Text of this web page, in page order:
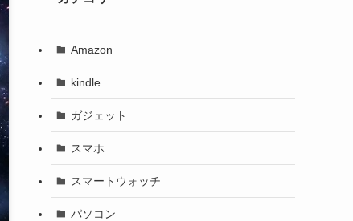
Amazon
kindle
ガジェット
スマホ
スマートウォッチ
パソコン